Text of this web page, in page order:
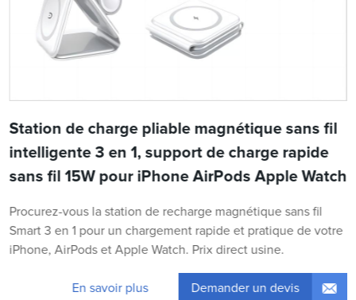
Station de charge pliable magnétique sans fil
intelligente 3 en 1, support de charge rapide
sans fil 15W pour iPhone AirPods Apple Watch
Procurez-vous la station de recharge magnétique sans fil
Smart 3 en 1 pour un chargement rapide et pratique de votre
iPhone, AirPods et Apple Watch. Prix ​​direct usine.
En savoir plus Demander un devis